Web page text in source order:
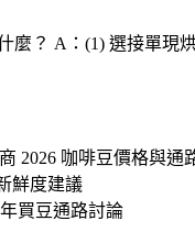
麼？ A：(1) 選接單現
2026 咖啡豆價格與通
鮮度建議
年買豆通路討論